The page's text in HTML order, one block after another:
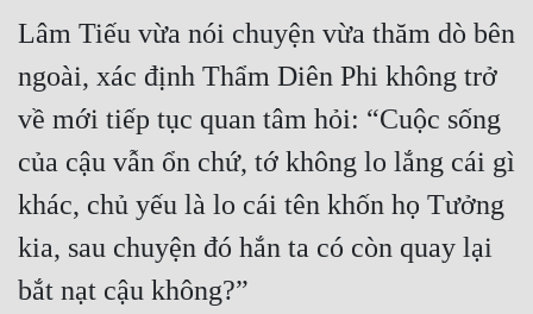
Lâm Tiếu vừa nói chuyện vừa thăm dò bên
ngoài, xác định Thẩm Diên Phi không trở
về mới tiếp tục quan tâm hỏi: “Cuộc sống
của cậu vẫn ổn chứ, tớ không lo lắng cái gì
khác, chủ yếu là lo cái tên khốn họ Tưởng
kia, sau chuyện đó hắn ta có còn quay lại
bắt nạt cậu không?”